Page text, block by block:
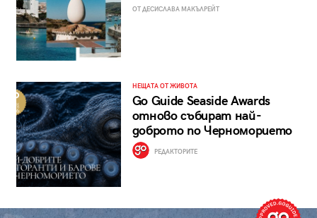
ОТ ДЕСИСЛАВА МАКЪЛРЕЙТ
НЕЩАТА ОТ ЖИВОТА
Go Guide Seaside Awards
отново събират най-
доброто по Черноморието
РЕДАКТОРИТЕ